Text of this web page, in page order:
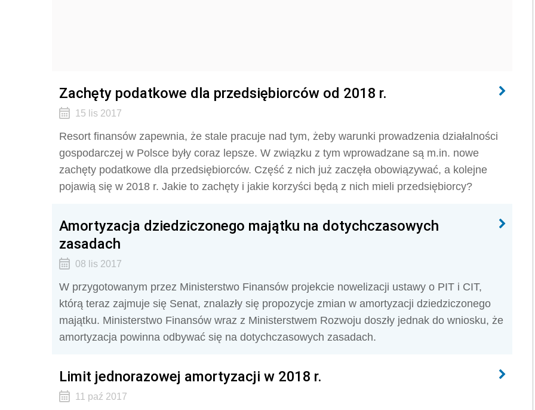
Zachęty podatkowe dla przedsiębiorców od 2018 r.
15 lis 2017
Resort finansów zapewnia, że stale pracuje nad tym, żeby warunki prowadzenia działalności
gospodarczej w Polsce były coraz lepsze. W związku z tym wprowadzane są m.in. nowe
zachęty podatkowe dla przedsiębiorców. Część z nich już zaczęła obowiązywać, a kolejne
pojawią się w 2018 r. Jakie to zachęty i jakie korzyści będą z nich mieli przedsiębiorcy?
Amortyzacja dziedziczonego majątku na dotychczasowych
zasadach
08 lis 2017
W przygotowanym przez Ministerstwo Finansów projekcie nowelizacji ustawy o PIT i CIT,
którą teraz zajmuje się Senat, znalazły się propozycje zmian w amortyzacji dziedziczonego
majątku. Ministerstwo Finansów wraz z Ministerstwem Rozwoju doszły jednak do wniosku, że
amortyzacja powinna odbywać się na dotychczasowych zasadach.
Limit jednorazowej amortyzacji w 2018 r.
11 paź 2017